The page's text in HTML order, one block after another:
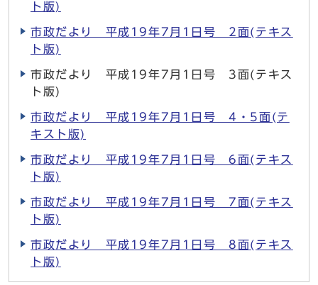
ト版)
市政だより 平成19年7月1日号 2面(テキス
ト版)
市政だより 平成19年7月1日号 3面(テキス
ト版)
市政だより 平成19年7月1日号 4・5面(テ
キスト版)
市政だより 平成19年7月1日号 6面(テキス
ト版)
市政だより 平成19年7月1日号 7面(テキス
ト版)
市政だより 平成19年7月1日号 8面(テキス
ト版)